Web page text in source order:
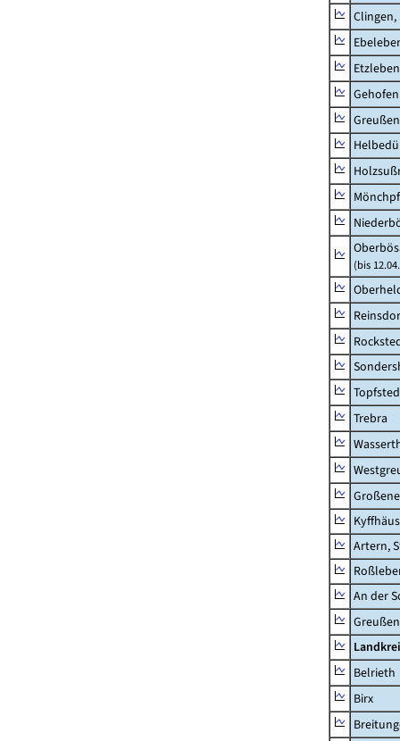
Etzleben
Gehofen
(bis
Trebra
Artern,
An der
Belrieth
Birx